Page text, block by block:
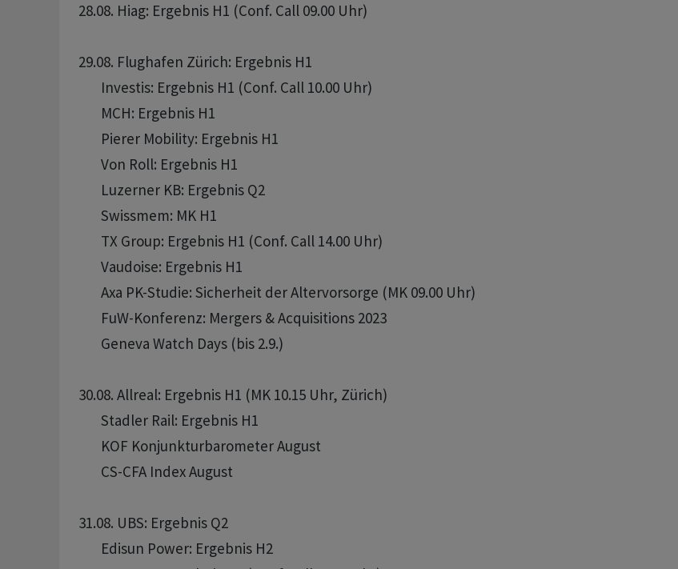
28.08. Hiag: Ergebnis H1 (Conf. Call 09.00 Uhr)
29.08. Flughafen Zürich: Ergebnis H1
       Investis: Ergebnis H1 (Conf. Call 10.00 Uhr)
       MCH: Ergebnis H1
       Pierer Mobility: Ergebnis H1
       Von Roll: Ergebnis H1
       Luzerner KB: Ergebnis Q2
       Swissmem: MK H1
       TX Group: Ergebnis H1 (Conf. Call 14.00 Uhr)
       Vaudoise: Ergebnis H1
       Axa PK-Studie: Sicherheit der Altervorsorge (MK 09.00 Uhr)
       FuW-Konferenz: Mergers & Acquisitions 2023
       Geneva Watch Days (bis 2.9.)
30.08. Allreal: Ergebnis H1 (MK 10.15 Uhr, Zürich)
       Stadler Rail: Ergebnis H1
       KOF Konjunkturbarometer August
       CS-CFA Index August
31.08. UBS: Ergebnis Q2
       Edisun Power: Ergebnis H2